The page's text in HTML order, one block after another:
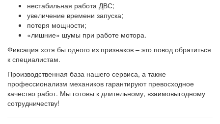
нестабильная работа ДВС;
увеличение времени запуска;
потеря мощности;
«лишние» шумы при работе мотора.
Фиксация хотя бы одного из признаков – это повод обратиться
к специалистам.
Производственная база нашего сервиса, а также
профессионализм механиков гарантируют превосходное
качество работ. Мы готовы к длительному, взаимовыгодному
сотрудничеству!